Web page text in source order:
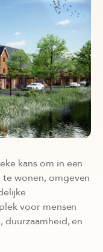
kans om in een
wonen, omgeven
voor mensen
duurzaamheid, en